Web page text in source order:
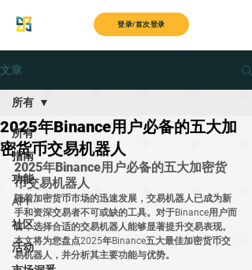
登录/首次登录
文章
所有
指南
功能
API
社区
活动
所有
2025年Binance用户必备的五大加
密货币交易机器人
2025年Binance用户必备的五大加密货
币交易机器人
随着加密货币市场的迅速发展，交易机器人已成为新
手和资深交易者不可或缺的工具。对于Binance用户而
言，选择合适的交易机器人能够显著提升交易表现。
本文将为您盘点2025年Binance五大最佳加密货币交
易机器人，并分析其主要功能与优势。